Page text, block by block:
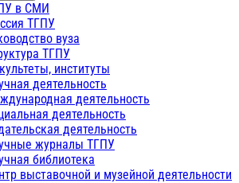
в СМИ
ТГПУ
вуза
ТГПУ
институты
деятельность
деятельность
деятельность
деятельность
журналы ТГПУ
библиотека
выставочной и музейной деятельности